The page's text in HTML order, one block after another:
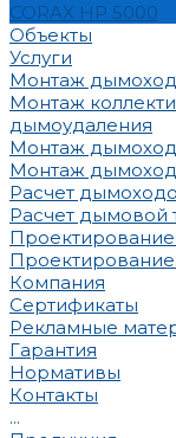
CORAX HP 5000
Объекты
Услуги
Монтаж
Монтаж
дымоудаления
Монтаж
Монтаж
Расчет
Расчет дымовой
Компания
Сертификаты
Рекламные
Гарантия
Нормативы
Контакты
...